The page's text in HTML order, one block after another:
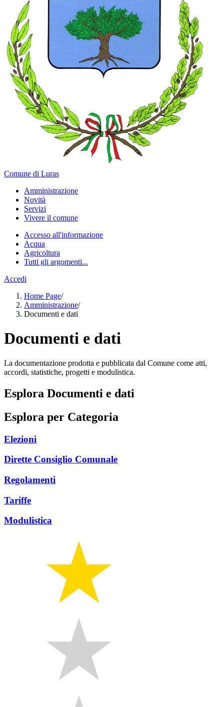
Comune di Luras
Amministrazione
Novità
Servizi
Vivere il comune
Accesso all'informazione
Acqua
Agricoltura
Tutti gli argomenti...
Accedi
Home Page/
Amministrazione/
Documenti e dati
Documenti e dati
La documentazione prodotta e pubblicata dal Comune come atti,
accordi, statistiche, progetti e modulistica.
Esplora Documenti e dati
Esplora per Categoria
Elezioni
Dirette Consiglio Comunale
Regolamenti
Tariffe
Modulistica